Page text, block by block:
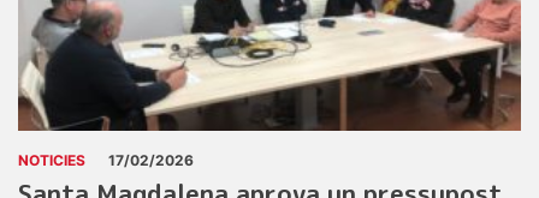
NOTICIES 17/02/2026